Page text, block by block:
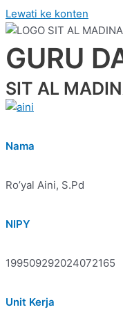
Lewati ke konten
GURU
SIT AL
Nama
Ro’yal Aini, S.Pd
NIPY
199509292024072165
Unit Kerja